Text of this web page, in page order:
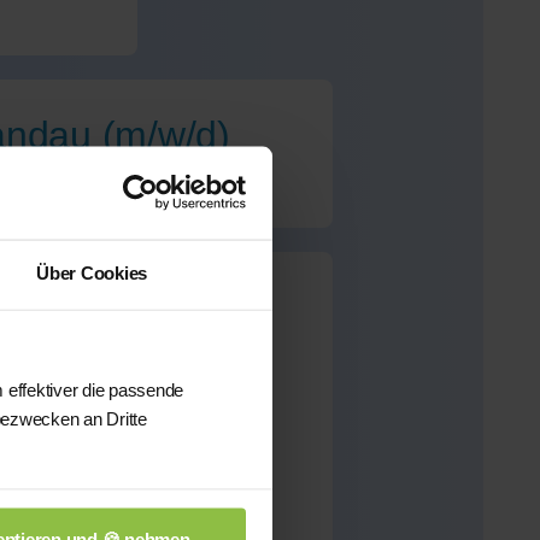
Über Cookies
effektiver die passende
an Dritte
(m/w/d)